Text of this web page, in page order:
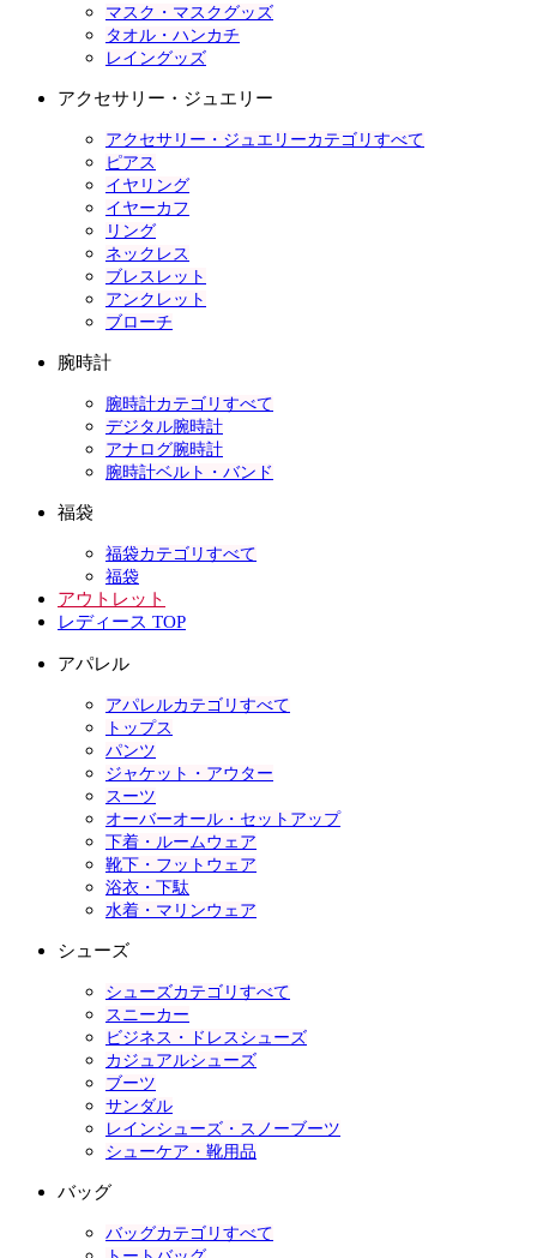
マスク・マスクグッズ
タオル・ハンカチ
レイングッズ
アクセサリー・ジュエリー
アクセサリー・ジュエリーカテゴリすべて
ピアス
イヤリング
イヤーカフ
リング
ネックレス
ブレスレット
アンクレット
ブローチ
腕時計
腕時計カテゴリすべて
デジタル腕時計
アナログ腕時計
腕時計ベルト・バンド
福袋
福袋カテゴリすべて
福袋
アウトレット
レディース TOP
アパレル
アパレルカテゴリすべて
トップス
パンツ
ジャケット・アウター
スーツ
オーバーオール・セットアップ
下着・ルームウェア
靴下・フットウェア
浴衣・下駄
水着・マリンウェア
シューズ
シューズカテゴリすべて
スニーカー
ビジネス・ドレスシューズ
カジュアルシューズ
ブーツ
サンダル
レインシューズ・スノーブーツ
シューケア・靴用品
バッグ
バッグカテゴリすべて